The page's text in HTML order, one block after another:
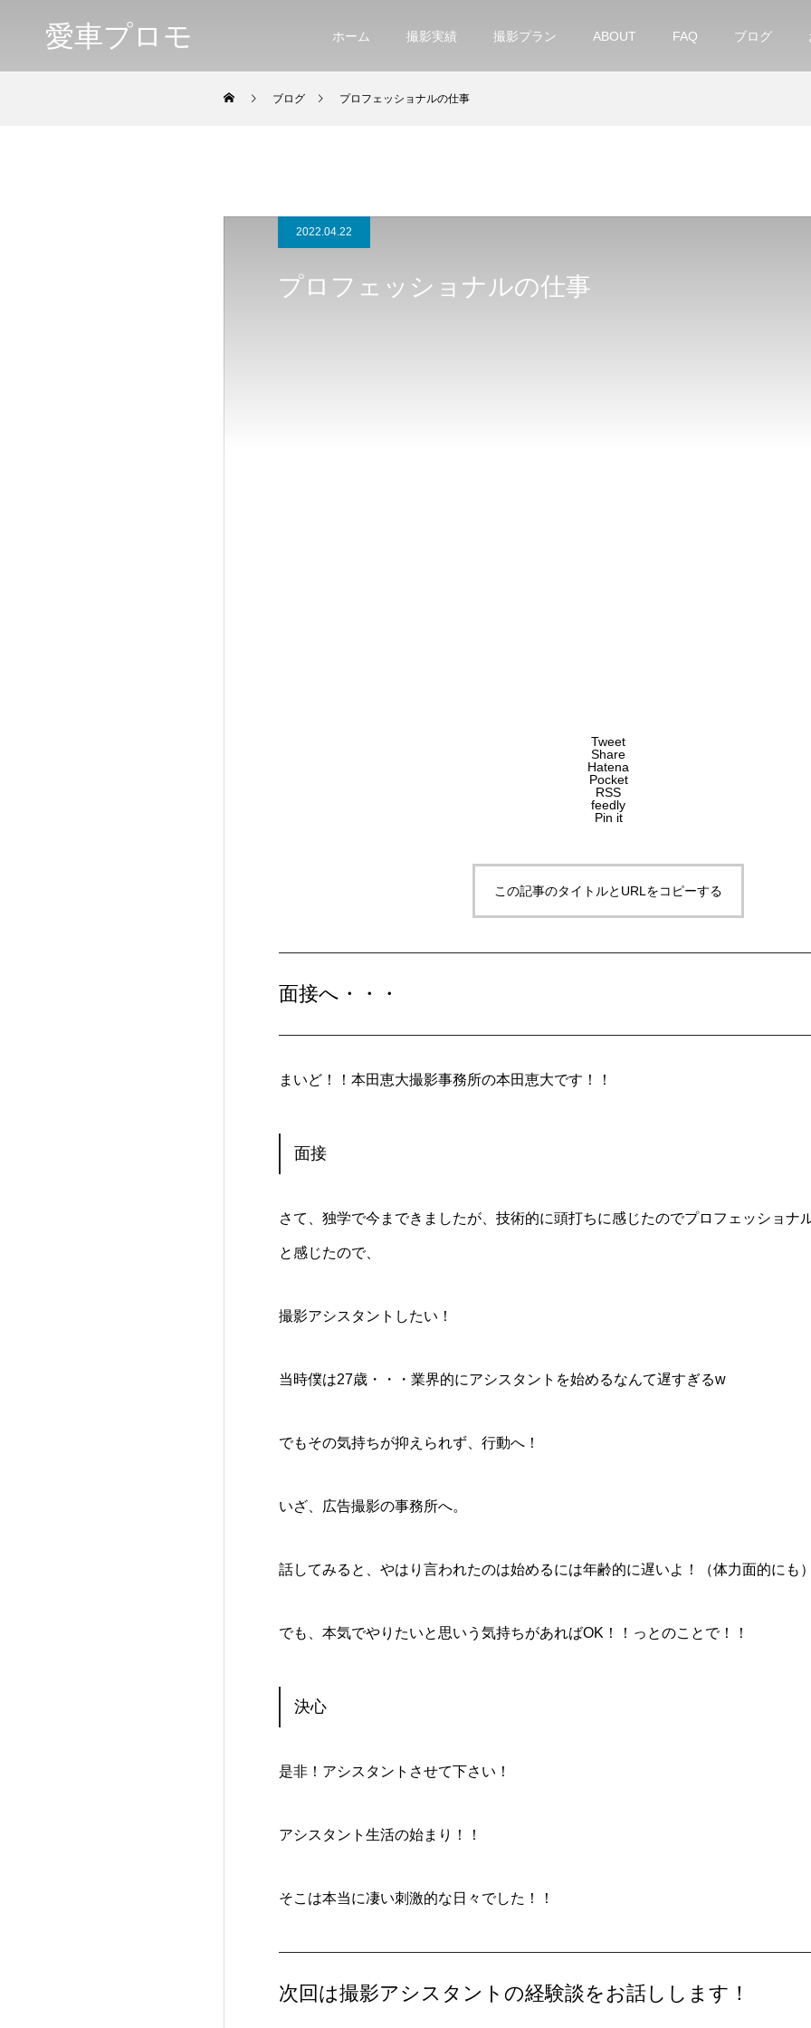
愛車プロモ ホーム 撮影実績 撮影プラン ABOUT FAQ ブログ
ブログ プロフェッショナルの仕事
2022.04.22
プロフェッショナルの仕事
Tweet
Share
Hatena
Pocket
RSS
feedly
Pin it
この記事のタイトルとURLをコピーする
面接へ・・・
まいど！！本田恵大撮影事務所の本田恵大です！！
面接
さて、独学で今まできましたが、技術的に頭打ちに感じたのでプロフェッショナ
と感じたので、
撮影アシスタントしたい！
当時僕は27歳・・・業界的にアシスタントを始めるなんて遅すぎるw
でもその気持ちが抑えられず、行動へ！
いざ、広告撮影の事務所へ。
話してみると、やはり言われたのは始めるには年齢的に遅いよ！（体力面的にも）
でも、本気でやりたいと思いう気持ちがあればOK！！っとのことで！！
決心
是非！アシスタントさせて下さい！
アシスタント生活の始まり！！
そこは本当に凄い刺激的な日々でした！！
次回は撮影アシスタントの経験談をお話しします！